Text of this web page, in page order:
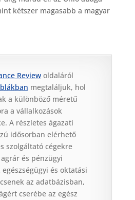
kétszer magasabb a magyar
Reviewoldaláról
megtaláljuk, hol
a különböző méretű
a vállalkozások
A részletes ágazati
idősorban elérhető
szolgáltató cégekre
és pénzügyi
és oktatási
az adatbázisban,
cserébe az egész